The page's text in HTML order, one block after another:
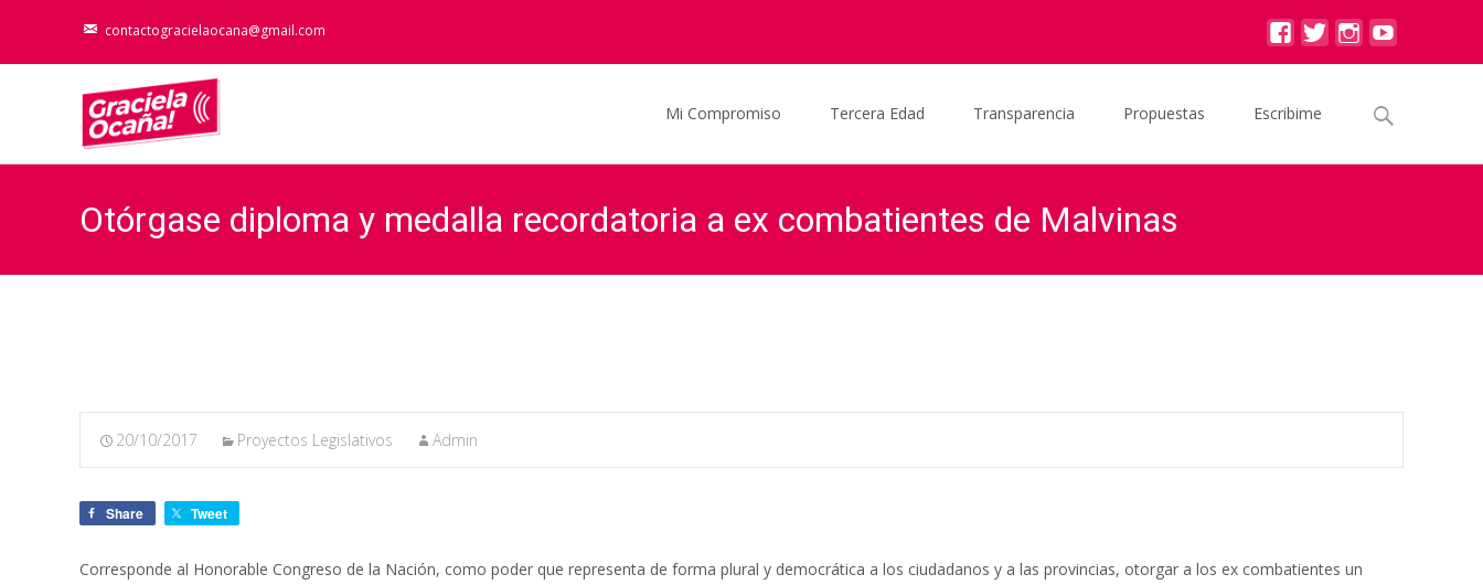
contactogracielaocana@gmail.com
Mi Compromiso
Tercera Edad Transparencia Propuestas Escribime
Buscar
Otórgase diploma y medalla recordatoria a ex combatientes de Malvinas
20/10/2017 Proyectos Legislativos Admin
Share Tweet
Corresponde al Honorable Congreso de la Nación, como poder que representa de forma plural y democrática a los ciudadanos y a las provincias, otorgar a los ex combatientes un